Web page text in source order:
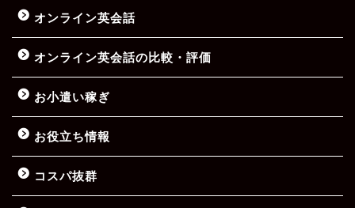
オンライン英会話
オンライン英会話の比較・評価
お小遣い稼ぎ
お役立ち情報
コスパ抜群